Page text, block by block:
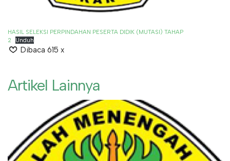
HASIL SELEKSI PERPINDAHAN PESERTA DIDIK (MUTASI) TAHAP
2
Unduh
Dibaca 615 x
Artikel Lainnya